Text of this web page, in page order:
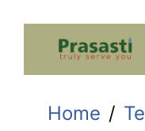
content
Home